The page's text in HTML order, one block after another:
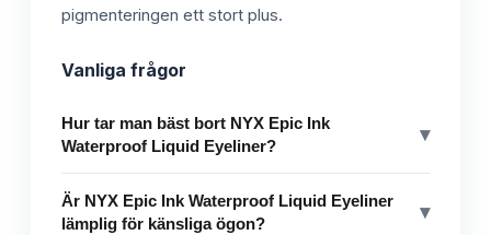
pigmenteringen ett stort plus.
Vanliga frågor
Hur tar man bäst bort NYX Epic Ink
Waterproof Liquid Eyeliner?
▾
Är NYX Epic Ink Waterproof Liquid Eyeliner
lämplig för känsliga ögon?
▾